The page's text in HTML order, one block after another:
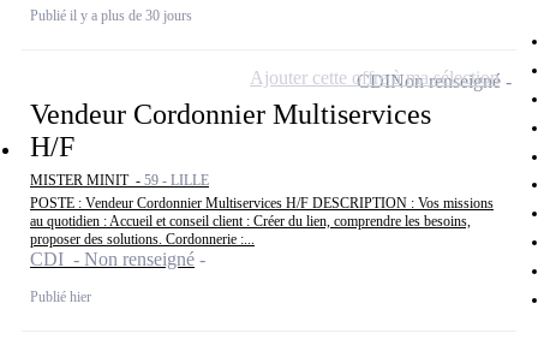
Publié il y a plus de 30 jours
Vendeur Cordonnier Multiservices
H/F
MISTER MINIT - 59 - LILLE
POSTE : Vendeur Cordonnier Multiservices H/F DESCRIPTION : Vos missions
au quotidien : Accueil et conseil client : Créer du lien, comprendre les besoins,
proposer des solutions. Cordonnerie :...
CDI - Non renseigné
Publié hier
CDINon renseigné
Ajouter cette offre à ma sélection